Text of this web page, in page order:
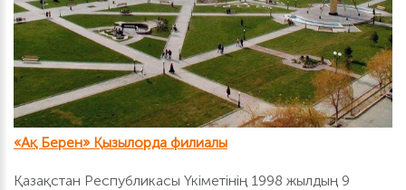
«Ақ Берен» Қызылорда филиалы
Қазақстан Республикасы Үкіметінің 1998 жылдың 9